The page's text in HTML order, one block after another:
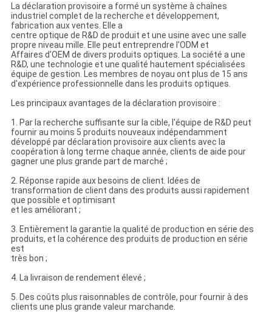
La déclaration provisoire a formé un système à chaînes
industriel complet de la recherche et développement,
fabrication aux ventes. Elle a
centre optique de R&D de produit et une usine avec une salle
propre niveau mille. Elle peut entreprendre l'ODM et
Affaires d'OEM de divers produits optiques. La société a une
R&D, une technologie et une qualité hautement spécialisées
équipe de gestion. Les membres de noyau ont plus de 15 ans
d'expérience professionnelle dans les produits optiques.
Les principaux avantages de la déclaration provisoire :
1. Par la recherche suffisante sur la cible, l'équipe de R&D peut
fournir au moins 5 produits nouveaux indépendamment
développé par déclaration provisoire aux clients avec la
coopération à long terme chaque année, clients de aide pour
gagner une plus grande part de marché ;
2. Réponse rapide aux besoins de client. Idées de
transformation de client dans des produits aussi rapidement
que possible et optimisant
et les améliorant ;
3. Entièrement la garantie la qualité de production en série des
produits, et la cohérence des produits de production en série
est
très bon ;
4. La livraison de rendement élevé ;
5. Des coûts plus raisonnables de contrôle, pour fournir à des
clients une plus grande valeur marchande.